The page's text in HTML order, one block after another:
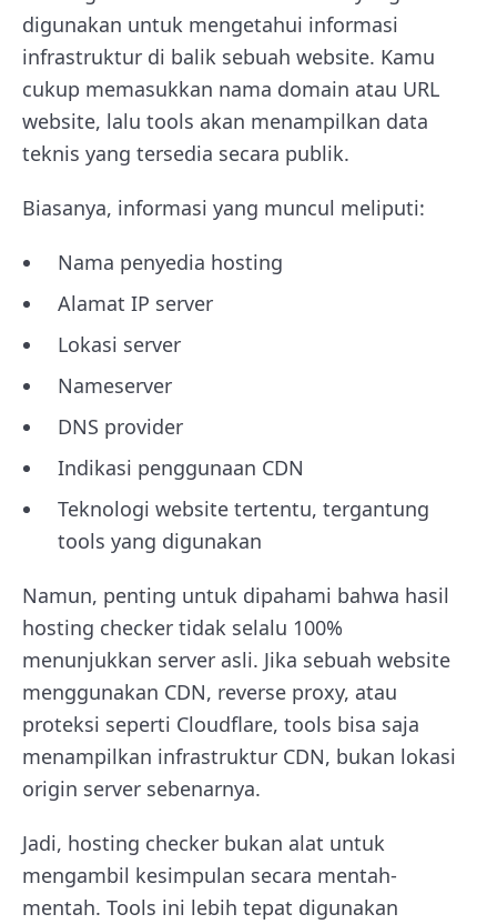
digunakan untuk mengetahui informasi
infrastruktur di balik sebuah website. Kamu
cukup memasukkan nama domain atau URL
website, lalu tools akan menampilkan data
teknis yang tersedia secara publik.
Biasanya, informasi yang muncul meliputi:
Nama penyedia hosting
Alamat IP server
Lokasi server
Nameserver
DNS provider
Indikasi penggunaan CDN
Teknologi website tertentu, tergantung
tools yang digunakan
Namun, penting untuk dipahami bahwa hasil
hosting checker tidak selalu 100%
menunjukkan server asli. Jika sebuah website
menggunakan CDN, reverse proxy, atau
proteksi seperti Cloudflare, tools bisa saja
menampilkan infrastruktur CDN, bukan lokasi
origin server sebenarnya.
Jadi, hosting checker bukan alat untuk
mengambil kesimpulan secara mentah-
mentah. Tools ini lebih tepat digunakan